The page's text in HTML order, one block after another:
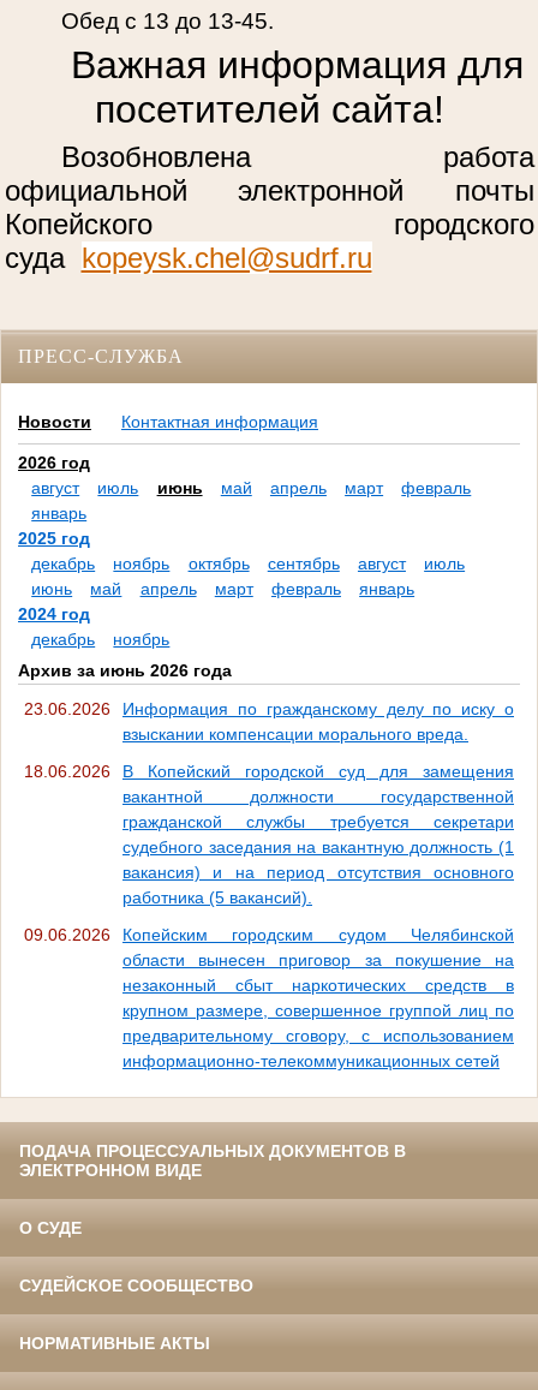
Обед с 13 до 13-45.
Важная информация для
посетителей сайта!
Возобновлена работа
официальной электронной почты
Копейского городского
суда kopeysk.chel@sudrf.ru
ПРЕСС-СЛУЖБА
Новости Контактная информация
2026 год
август
июль июнь май апрель март
февраль
январь
2025 год
декабрь
ноябрь октябрь сентябрь август
июль
июнь
май апрель март февраль
январь
2024 год
декабрь
ноябрь
Архив за июнь 2026 года
23.06.2026
Информация по гражданскому делу по иску о
взыскании компенсации морального вреда.
18.06.2026
В Копейский городской суд для замещения
вакантной должности государственной
гражданской службы требуется секретари
судебного заседания на вакантную должность (1
вакансия) и на период отсутствия основного
работника (5 вакансий).
09.06.2026
Копейским городским судом Челябинской
области вынесен приговор за покушение на
незаконный сбыт наркотических средств в
крупном размере, совершенное группой лиц по
предварительному сговору, с использованием
информационно-телекоммуникационных сетей
ПОДАЧА ПРОЦЕССУАЛЬНЫХ ДОКУМЕНТОВ В
ЭЛЕКТРОННОМ ВИДЕ
О СУДЕ
СУДЕЙСКОЕ СООБЩЕСТВО
НОРМАТИВНЫЕ АКТЫ